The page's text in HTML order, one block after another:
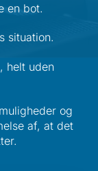
en bot.
situation.
helt uden
og
af, at det